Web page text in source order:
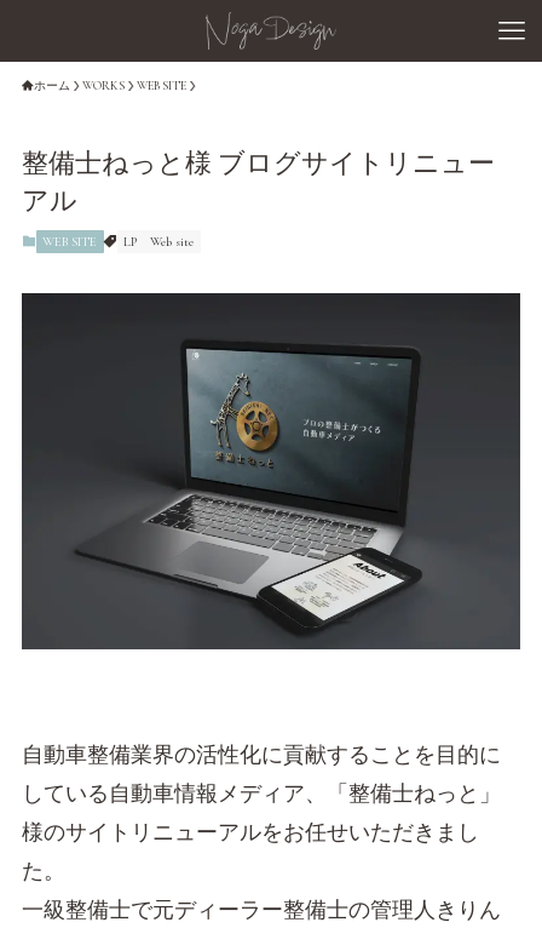
ホーム WORKS WEB SITE
整備士ねっと様 ブログサイトリニュー
アル
WEB SITE LP Web site
自動車整備業界の活性化に貢献することを目的に
している自動車情報メディア、「整備士ねっと」
様のサイトリニューアルをお任せいただきまし
た。
一級整備士で元ディーラー整備士の管理人きりん